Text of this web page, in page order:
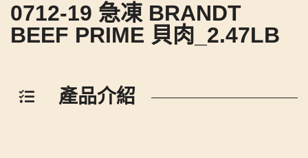
0712-19 急凍 BRANDT
BEEF PRIME 貝肉_2.47LB
產品介紹